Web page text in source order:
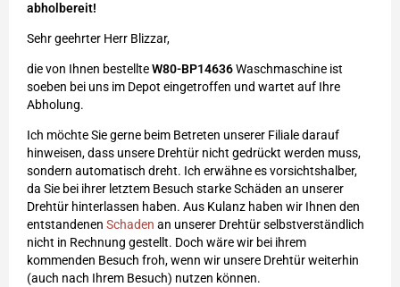
abholbereit!
Sehr geehrter Herr Blizzar,
die von Ihnen bestellteW80-BP14636Waschmaschine ist
soeben bei uns im Depot eingetroffen und wartet auf Ihre
Abholung.
Ich möchte Sie gerne beim Betreten unserer Filiale darauf
hinweisen, dass unsere Drehtür nicht gedrückt werden muss,
sondern automatisch dreht. Ich erwähne es vorsichtshalber,
da Sie bei ihrer letztem Besuch starke Schäden an unserer
Drehtür hinterlassen haben. Aus Kulanz haben wir Ihnen den
entstandenen Schaden an unserer Drehtür selbstverständlich
nicht in Rechnung gestellt. Doch wäre wir bei ihrem
kommenden Besuch froh, wenn wir unsere Drehtür weiterhin
(auch nach Ihrem Besuch) nutzen können.